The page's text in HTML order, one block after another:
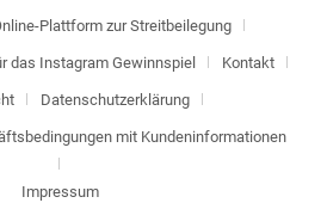
Plattform zur Streitbeilegung
das Instagram Gewinnspiel Kontakt
Datenschutzerklärung
mit Kundeninformationen
Impressum